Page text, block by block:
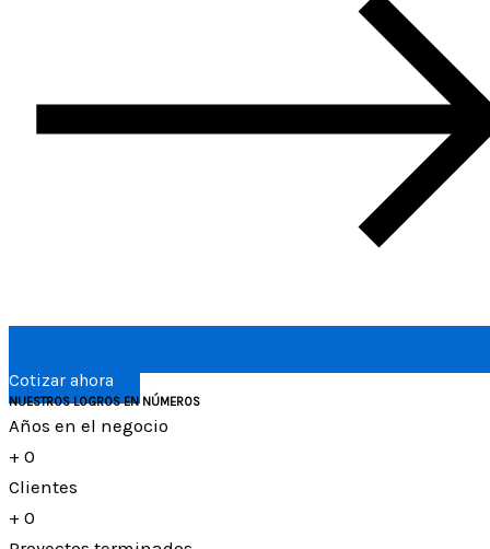
Cotizar ahora
NUESTROS LOGROS EN NÚMEROS
Años en el negocio
+ 0
Clientes
+ 0